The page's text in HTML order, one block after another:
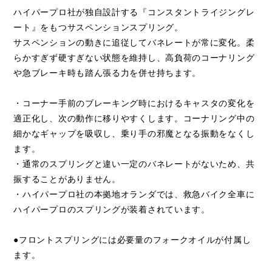
ハイパープロ社が独自設計する『コンスタントライジングレ
ート』をもつサスペンションスプリング。
サスペンションの動きに追従してバネレートが常に変化。柔
らかすぎず硬すぎない状態を維持し、高負荷のコーナリング
や急ブレーキ時も踏ん張る力を併せ持ちます。
・コーナー手前のブレーキング時におけるキャスタの変化を
適正化し、次の動作に移りやすくします。コーナリング中の
細かなギャップを吸収し、乗り手の邪魔となる振動をなくし
ます。
・通常のスプリングと違い一定のバネレートがないため、共
振することがありません。
・ハイパープロ社の本拠地オランダでは、救急バイク全車に
ハイパープロのスプリングが装着されています。
●フロントスプリングには必要量のフォークオイルが付属し
ます。